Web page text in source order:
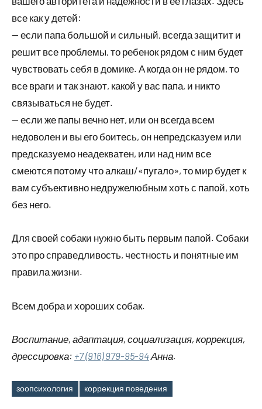
все как у детей:
— если папа большой и сильный, всегда защитит и
решит все проблемы, то ребенок рядом с ним будет
чувствовать себя в домике. А когда он не рядом, то
все враги и так знают, какой у вас папа, и никто
связываться не будет.
— если же папы вечно нет, или он всегда всем
недоволен и вы его боитесь, он непредсказуем или
предсказуемо неадекватен, или над ним все
смеются потому что алкаш/«пугало», то мир будет к
вам субъективно недружелюбным хоть с папой, хоть
без него.
Для своей собаки нужно быть первым папой. Собаки
это про справедливость, честность и понятные им
правила жизни.
Всем добра и хороших собак.
Воспитание, адаптация, социализация, коррекция,
дрессировка: +7 (916) 979-95-94Анна.
Метки
зоопсихология коррекция поведения